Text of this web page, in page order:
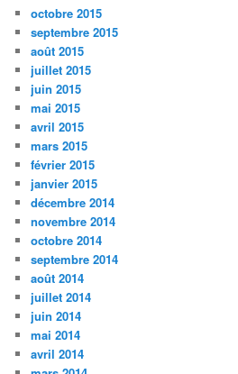
octobre 2015
septembre 2015
août 2015
juillet 2015
juin 2015
mai 2015
avril 2015
mars 2015
février 2015
janvier 2015
décembre 2014
novembre 2014
octobre 2014
septembre 2014
août 2014
juillet 2014
juin 2014
mai 2014
avril 2014